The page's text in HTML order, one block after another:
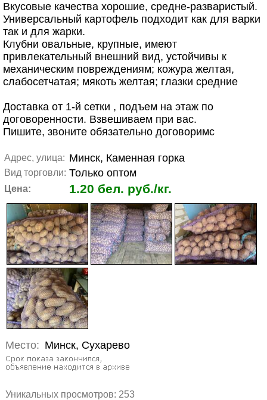
Вкусовые качества хорошие, средне-разваристый.
Универсальный картофель подходит как для варки
так и для жарки.
Клубни овальные, крупные, имеют
привлекательный внешний вид, устойчивы к
механическим повреждениям; кожура желтая,
слабосетчатая; мякоть желтая; глазки средние
Доставка от 1-й сетки , подъем на этаж по
договоренности. Взвешиваем при вас.
Пишите, звоните обязательно договоримс
Адрес, улица: Минск, Каменная горка
Вид торговли: Только оптом
Цена: 1.20 бел. руб./кг.
Место: Минск, Сухарево
Уникальных просмотров: 253